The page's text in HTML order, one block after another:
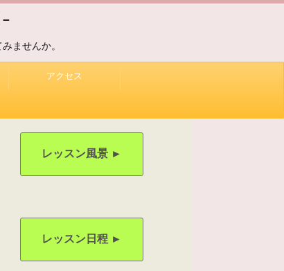
-
ませんか。
アクセス
レッスン風景 ►
レッスン日程 ►